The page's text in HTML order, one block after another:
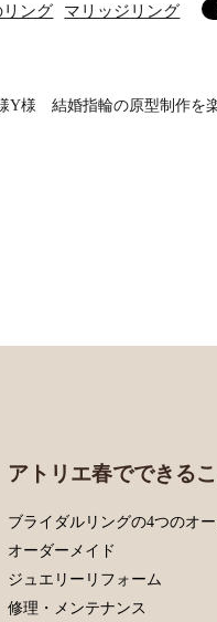
ング マリッジリング
Y様 結婚指輪の原型制作を
アトリエ春でできる
ブライダルリングの4つのオ
オーダーメイド
ジュエリーリフォーム
修理・メンテナンス